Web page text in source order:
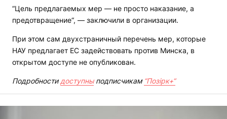
“Цель предлагаемых мер — не просто наказание, а
предотвращение“, — заключили в организации.
При этом сам двухстраничный перечень мер, которые
НАУ предлагает ЕС задействовать против Минска, в
открытом доступе не опубликован.
Подробности доступныподписчикам “Позірк+“